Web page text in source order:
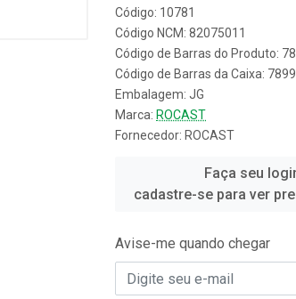
Código: 10781
Código NCM: 82075011
Código de Barras do Produto:
Código de Barras da Caixa:
Embalagem: JG
Marca: ROCAST
Fornecedor: ROCAST
Faça seu
cadastre-se para ver
Avise-me quando chegar